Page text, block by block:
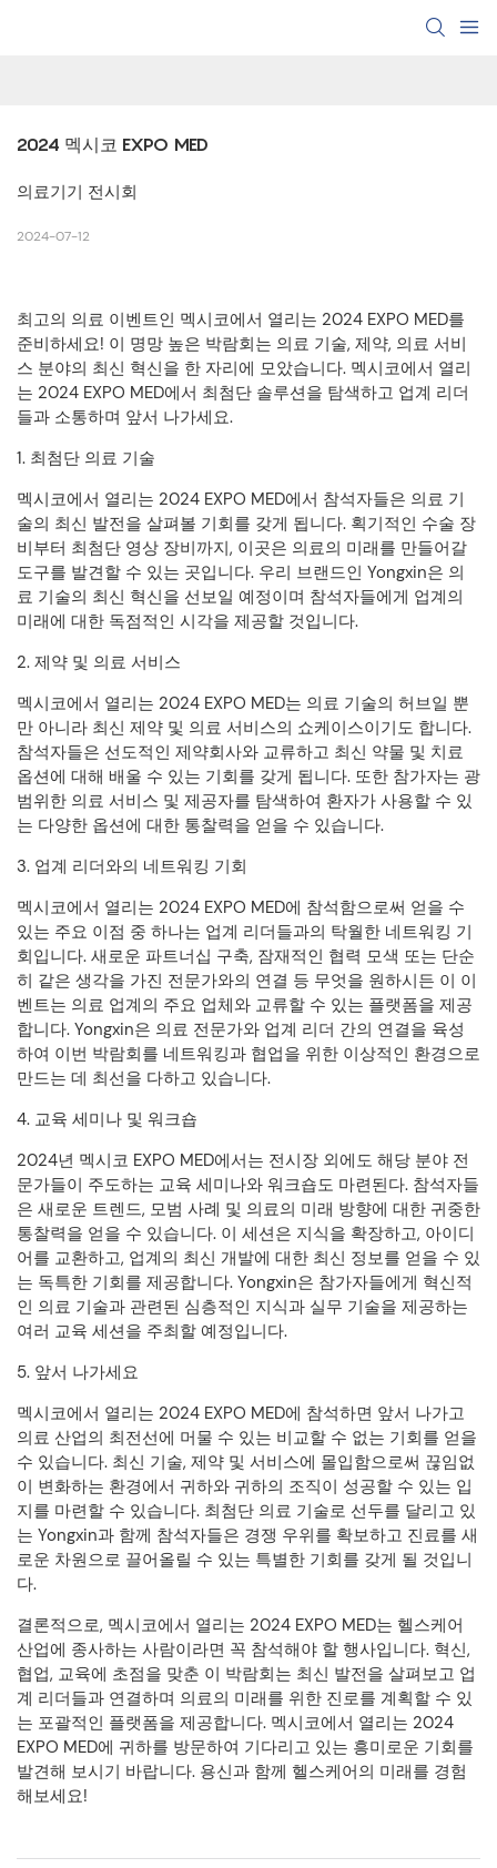
2024 멕시코 EXPO MED
의료기기 전시회
2024-07-12
최고의 의료 이벤트인 멕시코에서 열리는 2024 EXPO MED를
준비하세요! 이 명망 높은 박람회는 의료 기술, 제약, 의료 서비
스 분야의 최신 혁신을 한 자리에 모았습니다. 멕시코에서 열리
는 2024 EXPO MED에서 최첨단 솔루션을 탐색하고 업계 리더
들과 소통하며 앞서 나가세요.
1. 최첨단 의료 기술
멕시코에서 열리는 2024 EXPO MED에서 참석자들은 의료 기
술의 최신 발전을 살펴볼 기회를 갖게 됩니다. 획기적인 수술 장
비부터 최첨단 영상 장비까지, 이곳은 의료의 미래를 만들어갈
도구를 발견할 수 있는 곳입니다. 우리 브랜드인 Yongxin은 의
료 기술의 최신 혁신을 선보일 예정이며 참석자들에게 업계의
미래에 대한 독점적인 시각을 제공할 것입니다.
2. 제약 및 의료 서비스
멕시코에서 열리는 2024 EXPO MED는 의료 기술의 허브일 뿐
만 아니라 최신 제약 및 의료 서비스의 쇼케이스이기도 합니다.
참석자들은 선도적인 제약회사와 교류하고 최신 약물 및 치료
옵션에 대해 배울 수 있는 기회를 갖게 됩니다. 또한 참가자는 광
범위한 의료 서비스 및 제공자를 탐색하여 환자가 사용할 수 있
는 다양한 옵션에 대한 통찰력을 얻을 수 있습니다.
3. 업계 리더와의 네트워킹 기회
멕시코에서 열리는 2024 EXPO MED에 참석함으로써 얻을 수
있는 주요 이점 중 하나는 업계 리더들과의 탁월한 네트워킹 기
회입니다. 새로운 파트너십 구축, 잠재적인 협력 모색 또는 단순
히 같은 생각을 가진 전문가와의 연결 등 무엇을 원하시든 이 이
벤트는 의료 업계의 주요 업체와 교류할 수 있는 플랫폼을 제공
합니다. Yongxin은 의료 전문가와 업계 리더 간의 연결을 육성
하여 이번 박람회를 네트워킹과 협업을 위한 이상적인 환경으로
만드는 데 최선을 다하고 있습니다.
4. 교육 세미나 및 워크숍
2024년 멕시코 EXPO MED에서는 전시장 외에도 해당 분야 전
문가들이 주도하는 교육 세미나와 워크숍도 마련된다. 참석자들
은 새로운 트렌드, 모범 사례 및 의료의 미래 방향에 대한 귀중한
통찰력을 얻을 수 있습니다. 이 세션은 지식을 확장하고, 아이디
어를 교환하고, 업계의 최신 개발에 대한 최신 정보를 얻을 수 있
는 독특한 기회를 제공합니다. Yongxin은 참가자들에게 혁신적
인 의료 기술과 관련된 심층적인 지식과 실무 기술을 제공하는
여러 교육 세션을 주최할 예정입니다.
5. 앞서 나가세요
멕시코에서 열리는 2024 EXPO MED에 참석하면 앞서 나가고
의료 산업의 최전선에 머물 수 있는 비교할 수 없는 기회를 얻을
수 있습니다. 최신 기술, 제약 및 서비스에 몰입함으로써 끊임없
이 변화하는 환경에서 귀하와 귀하의 조직이 성공할 수 있는 입
지를 마련할 수 있습니다. 최첨단 의료 기술로 선두를 달리고 있
는 Yongxin과 함께 참석자들은 경쟁 우위를 확보하고 진료를 새
로운 차원으로 끌어올릴 수 있는 특별한 기회를 갖게 될 것입니
다.
결론적으로, 멕시코에서 열리는 2024 EXPO MED는 헬스케어
산업에 종사하는 사람이라면 꼭 참석해야 할 행사입니다. 혁신,
협업, 교육에 초점을 맞춘 이 박람회는 최신 발전을 살펴보고 업
계 리더들과 연결하며 의료의 미래를 위한 진로를 계획할 수 있
는 포괄적인 플랫폼을 제공합니다. 멕시코에서 열리는 2024
EXPO MED에 귀하를 방문하여 기다리고 있는 흥미로운 기회를
발견해 보시기 바랍니다. 용신과 함께 헬스케어의 미래를 경험
해보세요!